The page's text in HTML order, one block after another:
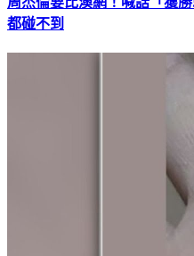
都碰不到